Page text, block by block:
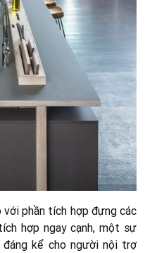
phần tích hợp đựng các
hợp ngay cạnh, một sự
đáng kể cho người nội trợ